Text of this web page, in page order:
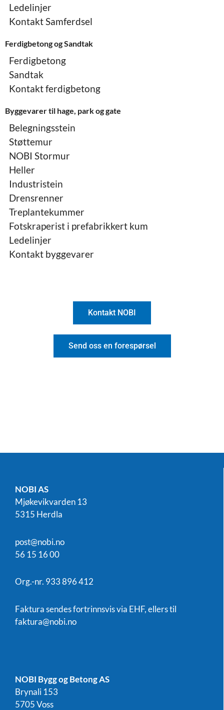
Ledelinjer
Kontakt Samferdsel
Ferdigbetong og Sandtak
Ferdigbetong
Sandtak
Kontakt ferdigbetong
Byggevarer til hage, park og gate
Belegningsstein
Støttemur
NOBI Stormur
Heller
Industristein
Drensrenner
Treplantekummer
Fotskraperist i prefabrikkert kum
Ledelinjer
Kontakt byggevarer
Kontakt NOBI
Send oss en forespørsel
NOBI AS
Mjøkevikvarden 13
5315 Herdla
post@nobi.no
56 15 16 00
Org.-nr. 933 896 412
Faktura sendes fortrinnsvis via EHF, ellers til
faktura@nobi.no
NOBI Bygg og Betong AS
Brynali 153
5705 Voss